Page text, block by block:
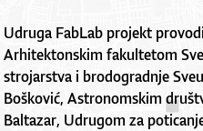
Udruga FabLab projekt
Arhitektonskim fakultetom
strojarstva i brodogradnje
Bošković, Astronomskim
Baltazar, Udrugom za